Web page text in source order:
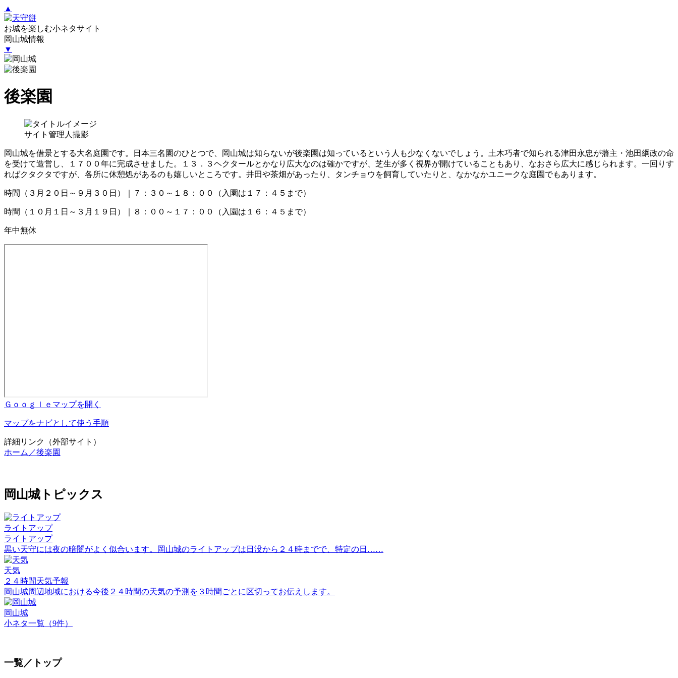
▲
お城を楽しむ小ネタサイト
岡山城情報
▼
後楽園
サイト管理人撮影
岡山城を借景とする大名庭園です。日本三名園のひとつで、岡山城は知らないが後楽園は知っているという人も少なくないでしょう。土木巧者で知られる津田永忠が藩主・池田綱政の命
を受けて造営し、１７００年に完成させました。１３．３ヘクタールとかなり広大なのは確かですが、芝生が多く視界が開けていることもあり、なおさら広大に感じられます。一回りす
ればクタクタですが、各所に休憩処があるのも嬉しいところです。井田や茶畑があったり、タンチョウを飼育していたりと、なかなかユニークな庭園でもあります。
時間（３月２０日～９月３０日）｜７：３０～１８：００（入園は１７：４５まで）
時間（１０月１日～３月１９日）｜８：００～１７：００（入園は１６：４５まで）
年中無休
Ｇｏｏｇｌｅマップを開く
マップをナビとして使う手順
詳細リンク（外部サイト）
ホーム／後楽園
岡山城トピックス
ライトアップ
ライトアップ
黒い天守には夜の暗闇がよく似合います。岡山城のライトアップは日没から２４時までで、特定の日……
天気
２４時間天気予報
岡山城周辺地域における今後２４時間の天気の予測を３時間ごとに区切ってお伝えします。
岡山城
小ネタ一覧（9件）
一覧／トップ